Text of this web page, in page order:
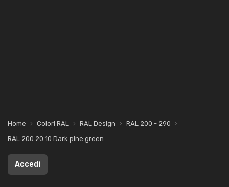
Home Colori RAL RAL Design
RAL 200 - 290
RAL 200 20 10 Dark pine green
Accedi